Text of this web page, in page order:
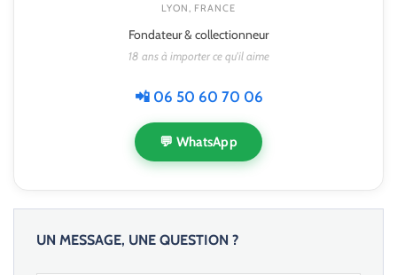
LYON, FRANCE
Fondateur & collectionneur
18 ans à importer ce qu'il aime
📲 06 50 60 70 06
💬 WhatsApp
UN MESSAGE, UNE QUESTION ?